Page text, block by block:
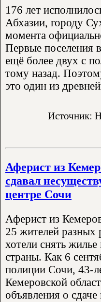
176 лет
Абхазии, городу
момента
Первые поселения
ещё более двух с
тому назад.
это один из
Источник:
Аферист из
сдавал
центре Сочи
Аферист из
25 жителей разных
хотели снять
страны. Как 6
полиции Сочи, 43-
Кемеровской
объявления о сдаче